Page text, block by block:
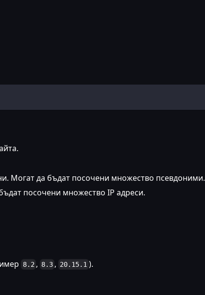
Могат да бъдат посочени множество псевдоними.
посочени множество IP адреси.
8.2 , 8.3 , 20.15.1 ).